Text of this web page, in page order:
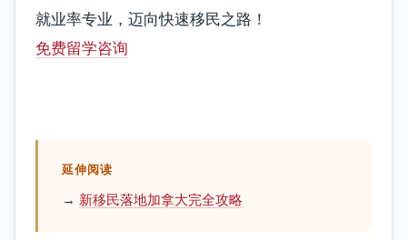
就业率专业，迈向快速移民之路！
免费留学咨询
延伸阅读
→ 新移民落地加拿大完全攻略